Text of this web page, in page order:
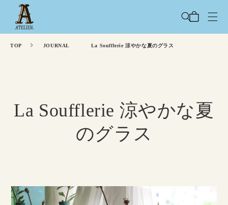
コンテ
ンツに
進む
ー
TOP JOURNAL La Soufflerie 涼やかな夏のグラス
La Soufflerie 涼やかな夏
のグラス